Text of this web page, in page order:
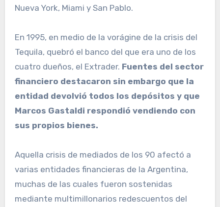
Nueva York, Miami y San Pablo.
En 1995, en medio de la vorágine de la crisis del
Tequila, quebró el banco del que era uno de los
cuatro dueños, el Extrader. Fuentes del sector
financiero destacaron sin embargo que la
entidad devolvió todos los depósitos y que
Marcos Gastaldi respondió vendiendo con
sus propios bienes.
Aquella crisis de mediados de los 90 afectó a
varias entidades financieras de la Argentina,
muchas de las cuales fueron sostenidas
mediante multimillonarios redescuentos del